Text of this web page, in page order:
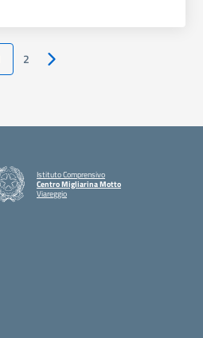
2 Pagina successiva
Istituto Comprensivo
Centro Migliarina Motto
Viareggio